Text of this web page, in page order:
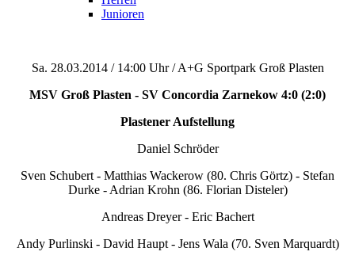
Junioren
Sa. 28.03.2014 / 14:00 Uhr / A+G Sportpark Groß Plasten
MSV Groß Plasten - SV Concordia Zarnekow 4:0 (2:0)
Plastener Aufstellung
Daniel Schröder
Sven Schubert - Matthias Wackerow (80. Chris Görtz) - Stefan
Durke - Adrian Krohn (86. Florian Disteler)
Andreas Dreyer - Eric Bachert
Andy Purlinski - David Haupt - Jens Wala (70. Sven Marquardt)